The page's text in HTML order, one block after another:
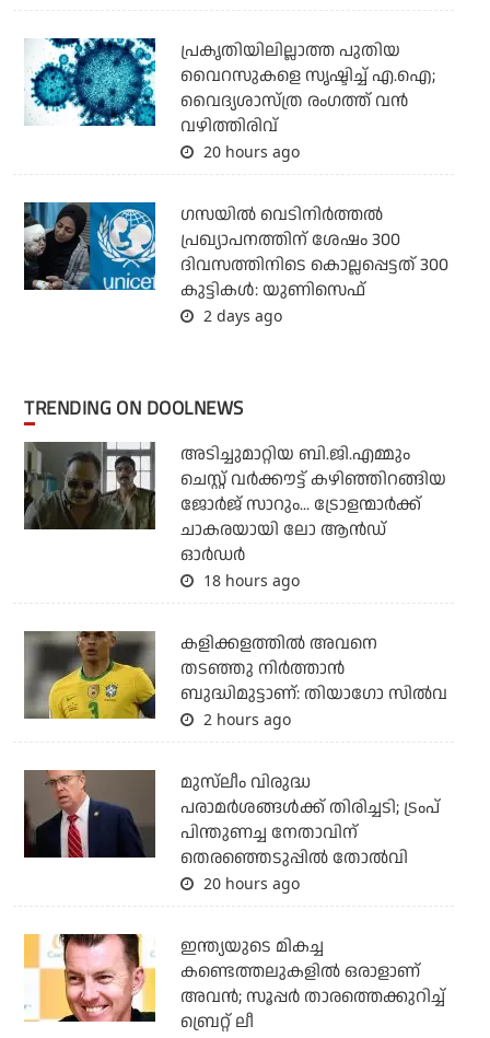
പ്രകൃതിയിലില്ലാത്ത പുതിയ
വൈറസുകളെ സൃഷ്ടിച്ച് എ.ഐ;
വൈദ്യശാസ്ത്ര രംഗത്ത് വന്‍
വഴിത്തിരിവ്
20 hours ago
ഗസയില്‍ വെടിനിര്‍ത്തല്‍
പ്രഖ്യാപനത്തിന് ശേഷം 300
ദിവസത്തിനിടെ കൊല്ലപ്പെട്ടത് 300
കുട്ടികള്‍: യുണിസെഫ്
2 days ago
TRENDING ON DOOLNEWS
അടിച്ചുമാറ്റിയ ബി.ജി.എമ്മും
ചെസ്റ്റ് വര്‍ക്കൗട്ട് കഴിഞ്ഞിറങ്ങിയ
ജോര്‍ജ് സാറും... ട്രോളന്മാര്‍ക്ക്
ചാകരയായി ലോ ആന്‍ഡ്
ഓര്‍ഡര്‍
18 hours ago
കളിക്കളത്തില്‍ അവനെ
തടഞ്ഞു നിര്‍ത്താന്‍
ബുദ്ധിമുട്ടാണ്: തിയാഗോ സില്‍വ
2 hours ago
മുസ്‌ലീം വിരുദ്ധ
പരാമര്‍ശങ്ങള്‍ക്ക് തിരിച്ചടി; ട്രംപ്
പിന്തുണച്ച നേതാവിന്
തെരഞ്ഞെടുപ്പില്‍ തോല്‍വി
20 hours ago
ഇന്ത്യയുടെ മികച്ച
കണ്ടെത്തലുകളില്‍ ഒരാളാണ്
അവന്‍; സൂപ്പര്‍ താരത്തെക്കുറിച്ച്
ബ്രെറ്റ് ലീ